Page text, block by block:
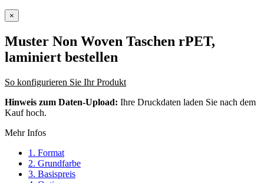
×
Muster Non Woven Taschen rPET,
laminiert bestellen
So konfigurieren Sie Ihr Produkt
Hinweis zum Daten-Upload: Ihre Druckdaten laden Sie nach dem
Kauf hoch.
Mehr Infos
1. Format
2. Grundfarbe
3. Basispreis